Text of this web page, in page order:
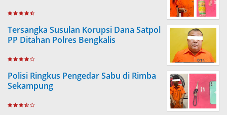
Tersangka Susulan Korupsi Dana Satpol
PP Ditahan Polres Bengkalis
Polisi Ringkus Pengedar Sabu di Rimba
Sekampung